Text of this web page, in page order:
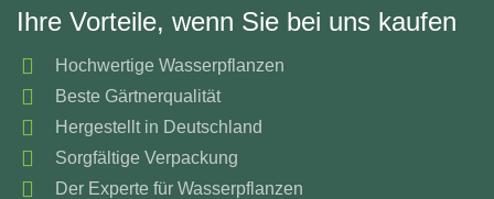
Ihre Vorteile, wenn Sie bei uns kaufen
Hochwertige Wasserpflanzen
Beste Gärtnerqualität
Hergestellt in Deutschland
Sorgfältige Verpackung
Der Experte für Wasserpflanzen